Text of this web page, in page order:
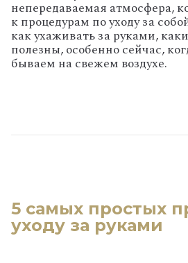
непередаваемая атмосфера,
к процедурам по уходу за
как ухаживать за руками,
полезны, особенно сейчас,
бываем на свежем воздухе.
5 самых простых
уходу за руками